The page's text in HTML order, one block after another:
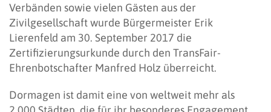
Verbänden sowie vielen Gästen aus der
Zivilgesellschaft wurde Bürgermeister Erik
Lierenfeld am 30. September 2017 die
Zertifizierungsurkunde durch den TransFair-
Ehrenbotschafter Manfred Holz überreicht.
Dormagen ist damit eine von weltweit mehr als